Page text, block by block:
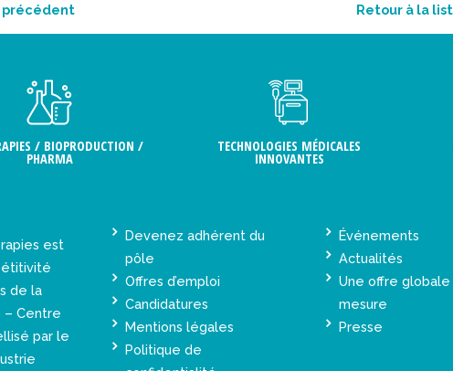
précédent Retour à la
/ BIOPRODUCTION /
PHARMA
TECHNOLOGIES MÉDICALES
INNOVANTES
est
de la
– Centre
par le
Devenez adhérent du
pôle
Offres d’emploi
Candidatures
Mentions légales
Politique de
Événements
Actualités
Une offre globale
mesure
Presse